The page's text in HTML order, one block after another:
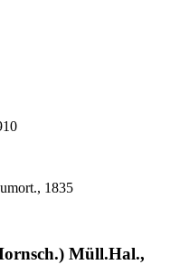
1835
Müll.Hal.,